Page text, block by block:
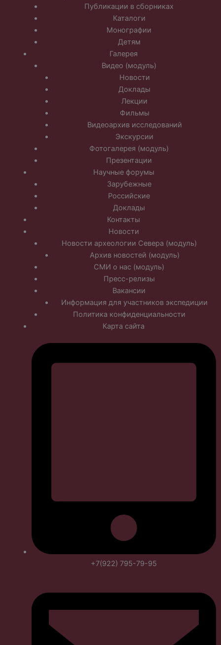
Публикации в сборниках
Каталоги
Монографии
Детям
Галерея
Видео (модуль)
Новости
Доклады
Лекции
Фильмы
Видеоархив исследований
Экскурсии
Фотогалерея (модуль)
Презентации
Научные форумы
Зарубежные
Российские
Доклады
Контакты
Новости
Новости археологии Севера (модуль)
Архив новостей (модуль)
СМИ о нас (модуль)
Пресс-релизы
Вакансии
Информация для участников экспедиции
Политика конфиденциальности
Карта сайта
+7(922) 795-79-95